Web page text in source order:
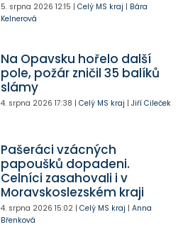
5. srpna 2026 12:15 | Celý MS kraj | Bára
Kelnerová
Na Opavsku hořelo další
pole, požár zničil 35 balíků
slámy
4. srpna 2026 17:38 | Celý MS kraj | Jiří Cileček
Pašeráci vzácných
papoušků dopadeni.
Celníci zasahovali i v
Moravskoslezském kraji
4. srpna 2026 15:02| Celý MS kraj | Anna
Břenková